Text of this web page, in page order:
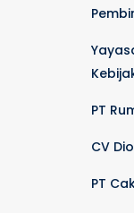
PT
CV
PT